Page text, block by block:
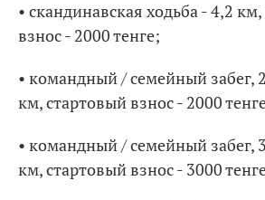
• скандинавская ходьба - 4,2
взнос - 2000 тенге;
• командный / семейный забег,
км, стартовый взнос - 2000
• командный / семейный забег,
км, стартовый взнос - 3000